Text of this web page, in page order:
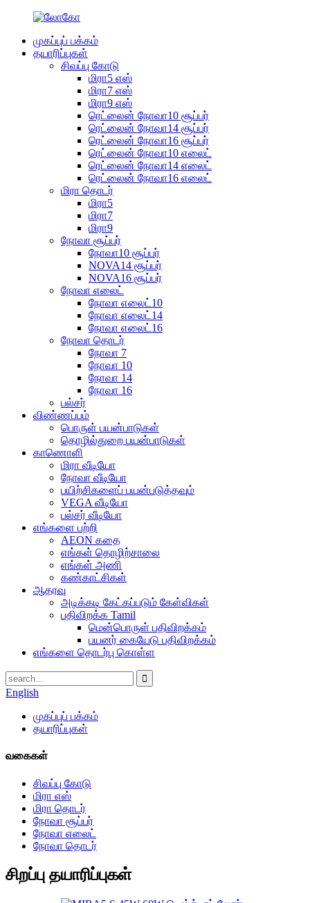
முகப்புப் பக்கம்
தயாரிப்புகள்
சிவப்பு கோடு
மிரா5 எஸ்
மிரா7 எஸ்
மிரா9 எஸ்
ரெட்லைன் நோவா10 சூப்பர்
ரெட்லைன் நோவா14 சூப்பர்
ரெட்லைன் நோவா16 சூப்பர்
ரெட்லைன் நோவா10 எலைட்
ரெட்லைன் நோவா14 எலைட்
ரெட்லைன் நோவா16 எலைட்
மிரா தொடர்
மிரா5
மிரா7
மிரா9
நோவா சூப்பர்
நோவா10 சூப்பர்
NOVA14 சூப்பர்
NOVA16 சூப்பர்
நோவா எலைட்
நோவா எலைட்10
நோவா எலைட்14
நோவா எலைட்16
நோவா தொடர்
நோவா 7
நோவா 10
நோவா 14
நோவா 16
பல்சர்
விண்ணப்பம்
பொருள் பயன்பாடுகள்
தொழில்துறை பயன்பாடுகள்
காணொளி
மிரா வீடியோ
நோவா வீடியோ
பயிற்சிகளைப் பயன்படுத்தவும்
VEGA வீடியோ
பல்சர் வீடியோ
எங்களை பற்றி
AEON கதை
எங்கள் தொழிற்சாலை
எங்கள் அணி
கண்காட்சிகள்
ஆதரவு
அடிக்கடி கேட்கப்படும் கேள்விகள்
பதிவிறக்க Tamil
மென்பொருள் பதிவிறக்கம்
பயனர் கையேடு பதிவிறக்கம்
எங்களை தொடர்பு கொள்ள
English
முகப்புப் பக்கம்
தயாரிப்புகள்
வகைகள்
சிவப்பு கோடு
மிரா எஸ்
மிரா தொடர்
நோவா சூப்பர்
நோவா எலைட்
நோவா தொடர்
சிறப்பு தயாரிப்புகள்